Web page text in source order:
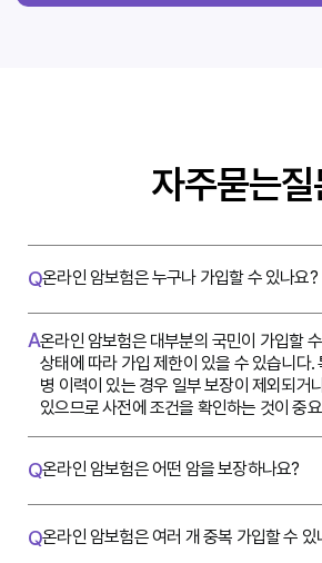
자주묻는
Q온라인 암보험은 누구나 가입할 수 있나요?
A온라인 암보험은 대부분의 국민이 가입할
상태에 따라 가입 제한이 있을 수 있습니다.
병 이력이 있는 경우 일부 보장이 제외되거
있으므로 사전에 조건을 확인하는 것이 중
Q온라인 암보험은 어떤 암을 보장하나요?
Q온라인 암보험은 여러 개 중복 가입할 수 있